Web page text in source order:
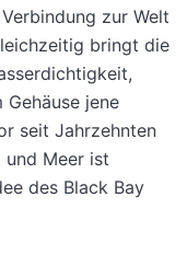
zur Welt
bringt die
jene
seit Jahrzehnten
und Meer ist
des Black Bay